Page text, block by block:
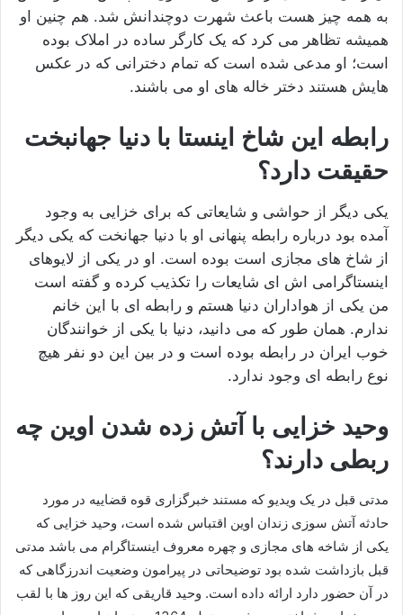
به همه‌ چیز هست باعث شهرت دوچندانش شد. هم چنین او
همیشه تظاهر می کرد که یک کارگر ساده در املاک بوده
است؛ او مدعی شده است که تمام دخترانی که در عکس
هایش هستند دختر خاله های او می باشند.
رابطه این شاخ اینستا با دنیا جهانبخت
حقیقت دارد؟
یکی دیگر از حواشی و شایعاتی که برای خزایی به وجود
آمده بود درباره رابطه پنهانی او با دنیا جهانخت که یکی دیگر
از شاخ های مجازی است بوده است. او در یکی از لایوهای
اینستاگرامی اش ای شایعات را تکذیب کرده و گفته است
من یکی از هواداران دنیا هستم و رابطه ای با این خانم
ندارم. همان طور که می دانید، دنیا با یکی از خوانندگان
خوب ایران در رابطه بوده است و در بین این دو نفر هیچ
نوع رابطه ای وجود ندارد.
وحید خزایی با آتش زده شدن اوین چه
ربطی دارند؟
مدتی قبل در یک ویدیو که مستند خبرگزاری قوه قضاییه در مورد
حادثه آتش سوزی زندان اوین اقتباس شده است، وحید خزایی که
یکی از شاخه های مجازی و چهره معروف اینستاگرام می باشد مدتی
قبل بازداشت شده بود توضیحاتی در پیرامون وضعیت اندرزگاهی که
در آن حضور دارد ارائه داده است. وحید قاریقی که این روز ها با لقب